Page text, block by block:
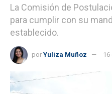
La Comisión de
para cumplir con su
establecido.
por Yuliza Muñoz 16